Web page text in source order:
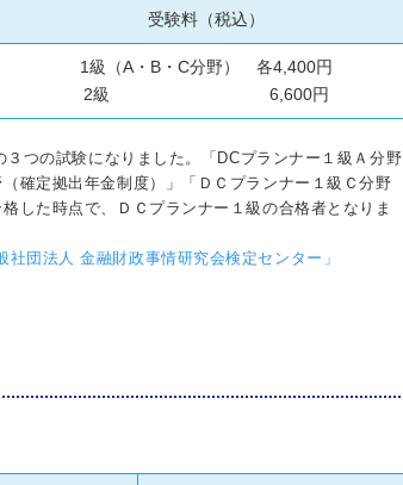
受験料（税込）
1級（A・B・C分野） 各4,400円
2級 6,600円
つの試験になりました。「DCプランナー１級Ａ分野
確定拠出年金制度）」「ＤＣプランナー１級Ｃ分野
した時点で、ＤＣプランナー１級の合格者となりま
社団法人 金融財政事情研究会検定センター」